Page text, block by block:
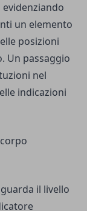
un elemento
posizioni
Un passaggio
nel
indicazioni
il livello